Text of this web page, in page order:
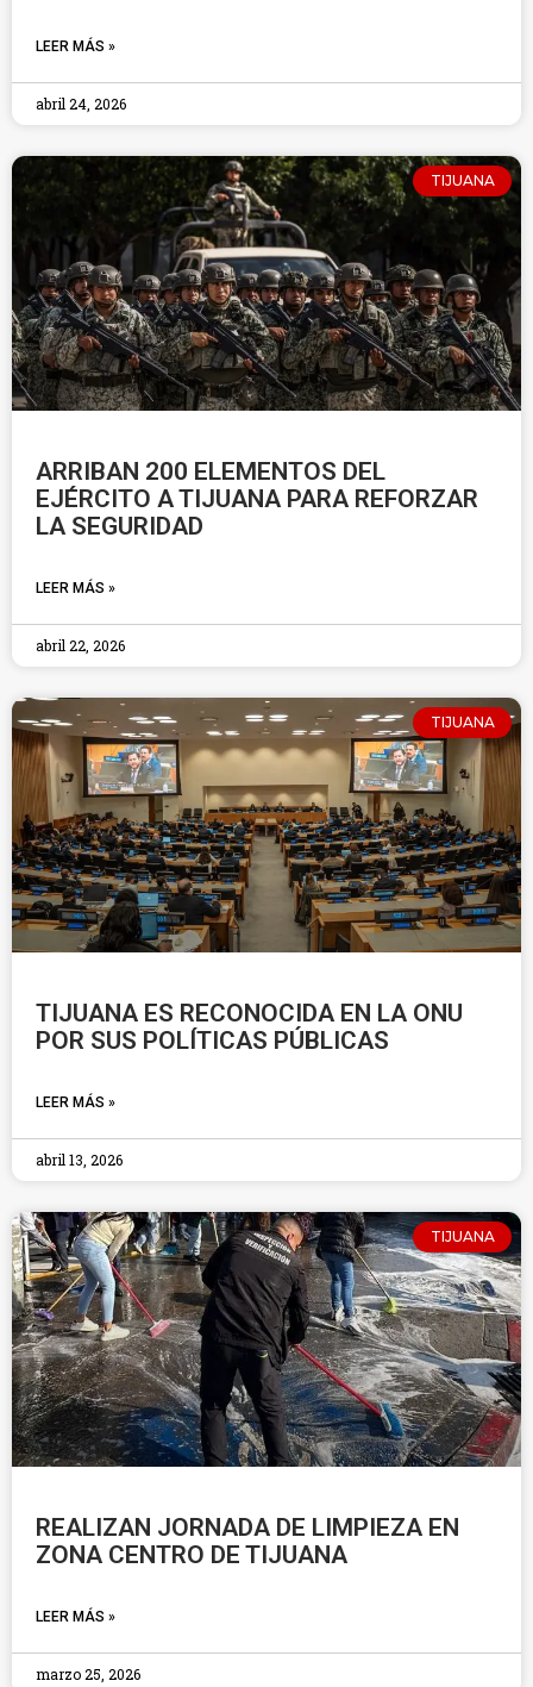
LEER MÁS »
abril 24, 2026
TIJUANA
ARRIBAN 200 ELEMENTOS DEL
EJÉRCITO A TIJUANA PARA REFORZAR
LA SEGURIDAD
LEER MÁS »
abril 22, 2026
TIJUANA
TIJUANA ES RECONOCIDA EN LA ONU
POR SUS POLÍTICAS PÚBLICAS
LEER MÁS »
abril 13, 2026
TIJUANA
REALIZAN JORNADA DE LIMPIEZA EN
ZONA CENTRO DE TIJUANA
LEER MÁS »
marzo 25, 2026